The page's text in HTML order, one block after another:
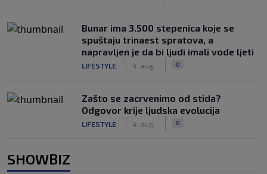
Bunar imа 3.500 stepenica koje se
spuštaju trinaest spratova, a
napravljen je da bi ljudi imali vode ljeti
LIFESTYLE 4. aug. 0
Zašto se zacrvenimo od stida?
Odgovor krije ljudska evolucija
LIFESTYLE 4. aug. 0
SHOWBIZ